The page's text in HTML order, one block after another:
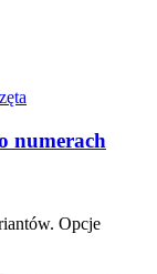
numerach
Opcje